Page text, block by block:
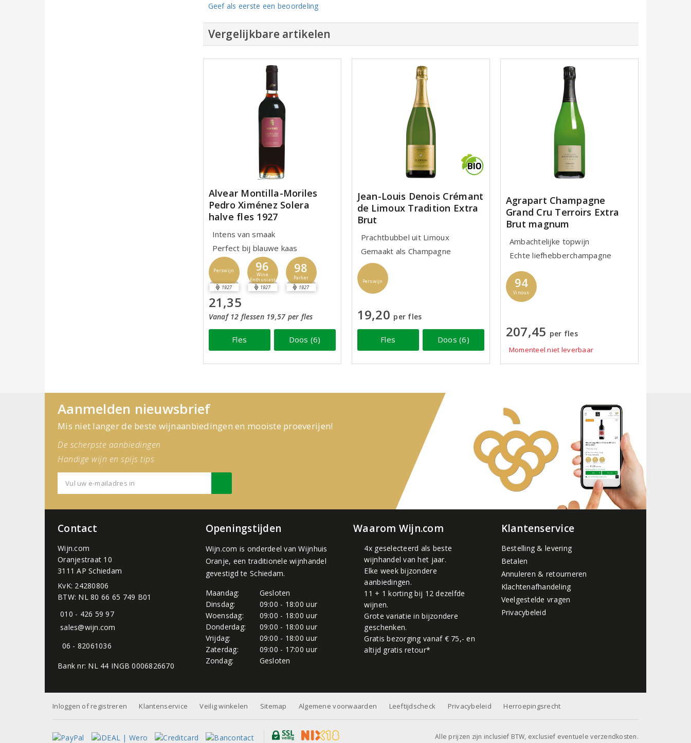
Geef als eerste een beoordeling
Vergelijkbare artikelen
Alvear Montilla-Moriles
Pedro Ximénez Solera
halve fles 1927
Intens van smaak
Perfect bij blauwe kaas
Perswijn
1927
96
Wine
Enthusiast
1927
98
Parker
1927
21,35
Vanaf 12 flessen 19,57 per fles
Fles Doos (6)
Jean-Louis Denois Crémant
de Limoux Tradition Extra
Brut
Prachtbubbel uit Limoux
Gemaakt als Champagne
Perswijn
19,20 per fles
Fles Doos (6)
Agrapart Champagne
Grand Cru Terroirs Extra
Brut magnum
Ambachtelijke topwijn
Echte liefhebberchampagne
94
Vinous
207,45 per fles
Momenteel niet leverbaar
Aanmelden nieuwsbrief
Mis niet langer de beste wijnaanbiedingen en mooiste proeverijen!
De scherpste aanbiedingen
Handige wijn en spijs tips
Contact
Wijn.com
Oranjestraat 10
3111 AP Schiedam
KvK: 24280806
BTW: NL 80 66 65 749 B01
010 - 426 59 97
sales@wijn.com
06 - 82061036
Bank nr: NL 44 INGB 0006826670
Openingstijden
Wijn.com is onderdeel vanWijnhuis
Oranje, een traditionele wijnhandel
gevestigd te Schiedam.
Maandag:
Gesloten
Dinsdag:
09:00 - 18:00 uur
Woensdag:
09:00 - 18:00 uur
Donderdag:
09:00 - 18:00 uur
Vrijdag:
09:00 - 18:00 uur
Zaterdag:
09:00 - 17:00 uur
Zondag:
Gesloten
Waarom Wijn.com
4x geselecteerd als beste
wijnhandel van het jaar.
Elke week bijzondere
aanbiedingen.
11 + 1 korting bij 12 dezelfde
wijnen.
Grote variatie in bijzondere
geschenken.
Gratis bezorging vanaf € 75,- en
altijd gratis retour*
Klantenservice
Bestelling & levering
Betalen
Annuleren & retourneren
Klachtenafhandeling
Veelgestelde vragen
Privacybeleid
Inloggen of registreren Klantenservice Veilig winkelen Sitemap Algemene voorwaarden Leeftijdscheck Privacybeleid Herroepingsrecht
Alle prijzen zijn inclusief BTW, exclusief eventuele verzendkosten.